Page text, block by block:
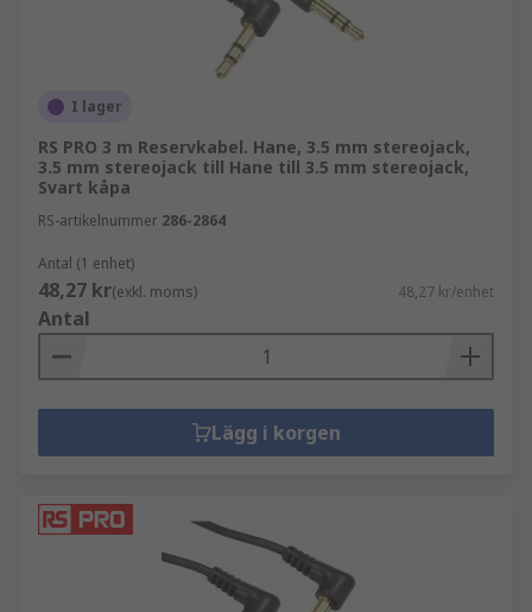
I lager
RS PRO 3 m Reservkabel. Hane, 3.5 mm stereojack,
3.5 mm stereojack till Hane till 3.5 mm stereojack,
Svart kåpa
RS-artikelnummer 286-2864
Antal (1 enhet)
48,27 kr(exkl. moms) 48,27 kr/enhet
Antal
Lägg i korgen